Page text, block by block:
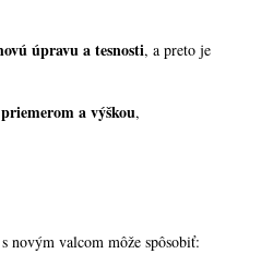
úpravu a tesnosti, a preto je
a výškou,
novým valcom môže spôsobiť: